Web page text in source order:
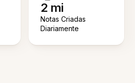
2 mi
Notas Criadas
Diariamente